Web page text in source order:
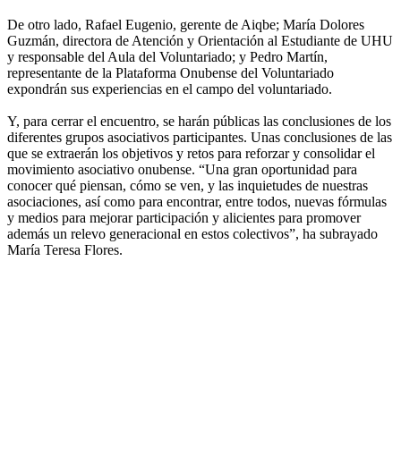
De otro lado, Rafael Eugenio, gerente de Aiqbe; María Dolores
Guzmán, directora de Atención y Orientación al Estudiante de UHU
y responsable del Aula del Voluntariado; y Pedro Martín,
representante de la Plataforma Onubense del Voluntariado
expondrán sus experiencias en el campo del voluntariado.
Y, para cerrar el encuentro, se harán públicas las conclusiones de los
diferentes grupos asociativos participantes. Unas conclusiones de las
que se extraerán los objetivos y retos para reforzar y consolidar el
movimiento asociativo onubense. “Una gran oportunidad para
conocer qué piensan, cómo se ven, y las inquietudes de nuestras
asociaciones, así como para encontrar, entre todos, nuevas fórmulas
y medios para mejorar participación y alicientes para promover
además un relevo generacional en estos colectivos”, ha subrayado
María Teresa Flores.